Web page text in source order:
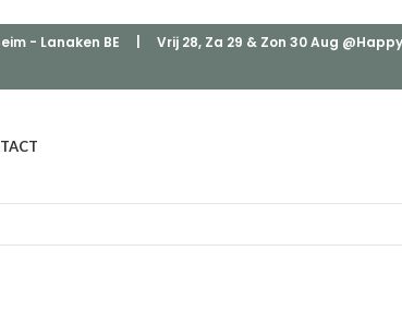
- Lanaken BE | Vrij 28, Za 29 & Zon 30 Aug